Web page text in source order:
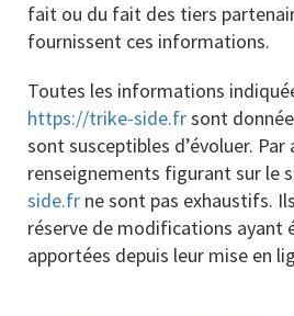
fait ou du fait des tiers
fournissent ces informations.
Toutes les informations
https://trike-side.frsont
sont susceptibles d’évoluer. Par
renseignements figurant sur le
side.fr ne sont pas exhaustifs.
réserve de modifications ayant
apportées depuis leur mise en